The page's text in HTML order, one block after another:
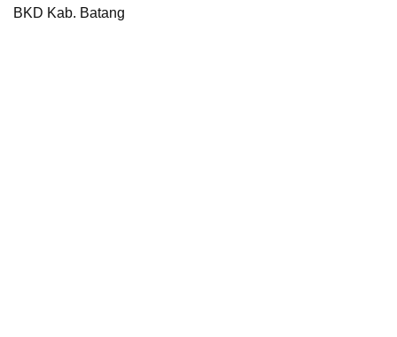
BKD Kab. Batang